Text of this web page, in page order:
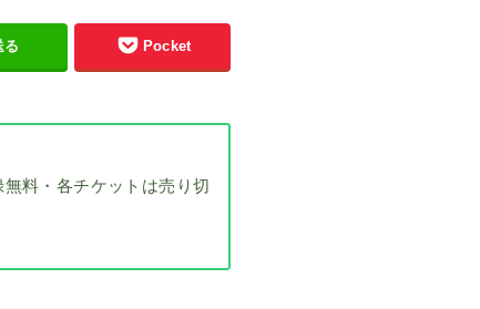
る Pocket
料・各チケットは売り切